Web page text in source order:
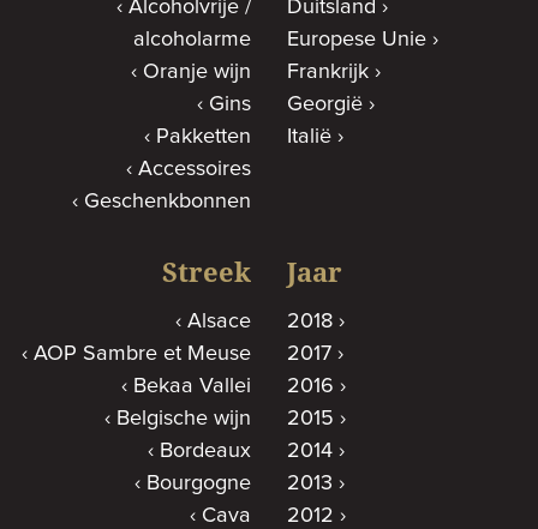
Alcoholvrije /
alcoholarme
Oranje wijn
Gins
Pakketten
Accessoires
Geschenkbonnen
Duitsland
Europese Unie
Frankrijk
Georgië
Italië
Streek
Alsace
AOP Sambre et Meuse
Bekaa Vallei
Belgische wijn
Bordeaux
Bourgogne
Cava
Jaar
2018
2017
2016
2015
2014
2013
2012